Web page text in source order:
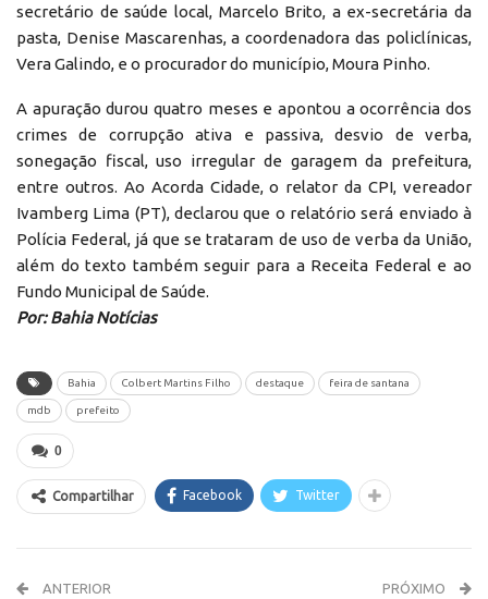
secretário de saúde local, Marcelo Brito, a ex-secretária da
pasta, Denise Mascarenhas, a coordenadora das policlínicas,
Vera Galindo, e o procurador do município, Moura Pinho.
A apuração durou quatro meses e apontou a ocorrência dos
crimes de corrupção ativa e passiva, desvio de verba,
sonegação fiscal, uso irregular de garagem da prefeitura,
entre outros. Ao Acorda Cidade, o relator da CPI, vereador
Ivamberg Lima (PT), declarou que o relatório será enviado à
Polícia Federal, já que se trataram de uso de verba da União,
além do texto também seguir para a Receita Federal e ao
Fundo Municipal de Saúde.
Por: Bahia Notícias
Bahia Colbert Martins Filho destaque feira de santana
mdb prefeito
0
Compartilhar Facebook Twitter
ANTERIOR PRÓXIMO